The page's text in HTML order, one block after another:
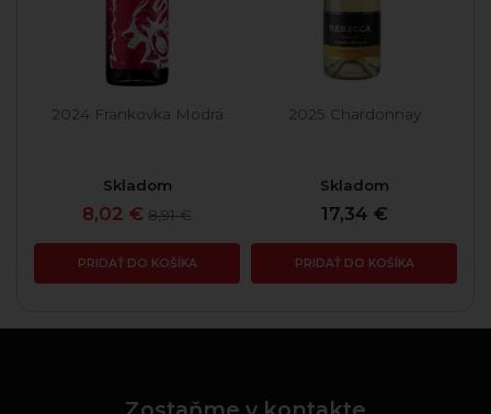
2024 Frankovka Modrá
Skladom
8,02 € 8,91 €
PRIDAŤ DO KOŠÍKA
2025 Chardonnay
Skladom
17,34 €
PRIDAŤ DO KOŠÍKA